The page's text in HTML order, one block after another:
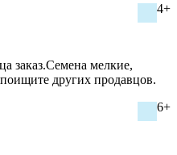
4+
заказ.Семена мелкие,
других продавцов.
6+